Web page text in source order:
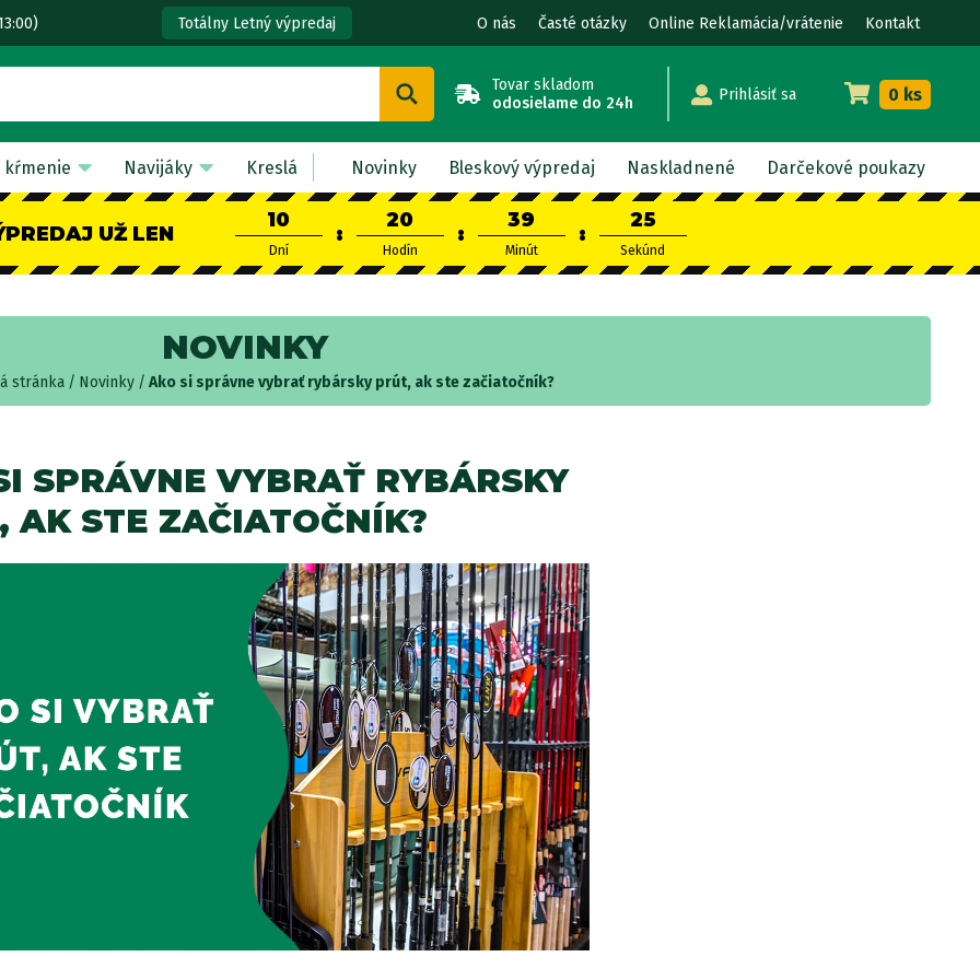
Totálny Letný výpredaj O nás Časté otázky Online Reklamácia/vrátenie Kontakt
Tovar skladom
odosielame do 24h
Prihlásiť sa 0 ks
kŕmenie Navijáky Kreslá Novinky Bleskový výpredaj Naskladnené Darčekové poukazy
UŽ LEN
10
Dní
:
20
Hodín
:
39
Minút
:
24
Sekúnd
NOVINKY
stránka Novinky Ako si správne vybrať rybársky prút, ak ste začiatočník?
SPRÁVNE VYBRAŤ RYBÁRSKY
AK STE ZAČIATOČNÍK?